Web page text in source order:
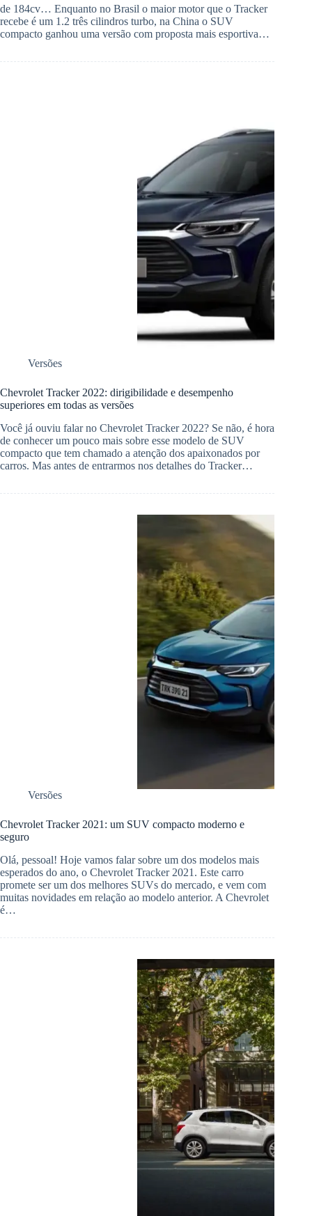
de 184cv… Enquanto no Brasil o maior motor que o Tracker
recebe é um 1.2 três cilindros turbo, na China o SUV
compacto ganhou uma versão com proposta mais esportiva…
Versões
Chevrolet Tracker 2022: dirigibilidade e desempenho
superiores em todas as versões
Você já ouviu falar no Chevrolet Tracker 2022? Se não, é hora
de conhecer um pouco mais sobre esse modelo de SUV
compacto que tem chamado a atenção dos apaixonados por
carros. Mas antes de entrarmos nos detalhes do Tracker…
Versões
Chevrolet Tracker 2021: um SUV compacto moderno e
seguro
Olá, pessoal! Hoje vamos falar sobre um dos modelos mais
esperados do ano, o Chevrolet Tracker 2021. Este carro
promete ser um dos melhores SUVs do mercado, e vem com
muitas novidades em relação ao modelo anterior. A Chevrolet
é…